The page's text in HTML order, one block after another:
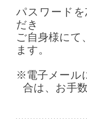
パスワード
だき
ご自身様にて
ます。
※電子メール
合は、お手